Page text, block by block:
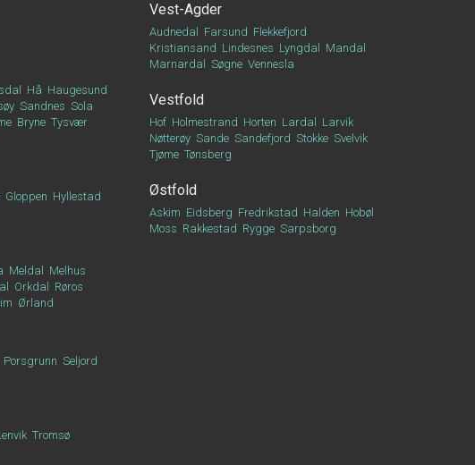
Hå Haugesund
Sandnes Sola
Bryne Tysvær
Gloppen Hyllestad
Meldal
Melhus
Orkdal
Røros
Ørland
Porsgrunn Seljord
Tromsø
Vest-Agder
Audnedal Farsund Flekkefjord
Kristiansand Lindesnes Lyngdal
Mandal
Marnardal
Søgne Vennesla
Vestfold
Hof Holmestrand Horten Lardal
Larvik
Nøtterøy Sande Sandefjord Stokke Svelvik
Tjøme Tønsberg
Østfold
Askim Eidsberg Fredrikstad Halden Hobøl
Moss Rakkestad Rygge Sarpsborg